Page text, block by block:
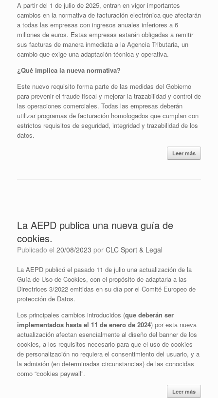
A partir del 1 de julio de 2025, entran en vigor importantes
cambios en la normativa de facturación electrónica que afectarán
a todas las empresas con ingresos anuales inferiores a 6
millones de euros. Estas empresas estarán obligadas a remitir
sus facturas de manera inmediata a la Agencia Tributaria, un
cambio que exige una adaptación técnica y operativa.
¿Qué implica la nueva normativa?
Este nuevo requisito forma parte de las medidas del Gobierno
para prevenir el fraude fiscal y mejorar la trazabilidad y control de
las operaciones comerciales. Todas las empresas deberán
utilizar programas de facturación homologados que cumplan con
estrictos requisitos de seguridad, integridad y trazabilidad de los
datos.
Leer más
La AEPD publica una nueva guía de
cookies.
Publicado el 20/08/2023 por CLC Sport & Legal
La AEPD publicó el pasado 11 de julio una actualización de la
Guía de Uso de Cookies, con el propósito de adaptarla a las
Directrices 3/2022 emitidas en su día por el Comité Europeo de
protección de Datos.
Los principales cambios introducidos (que deberán ser
implementados hasta el 11 de enero de 2024) por esta nueva
actualización afectan esencialmente al diseño del banner de los
cookies, a los requisitos necesario para que el uso de cookies
de personalización no requiera el consentimiento del usuario, y a
la admisión (en determinadas circunstancias) de las conocidas
como “cookies paywall”.
Leer más